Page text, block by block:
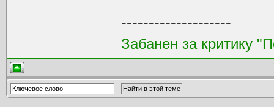
--------------------
Забанен за критику